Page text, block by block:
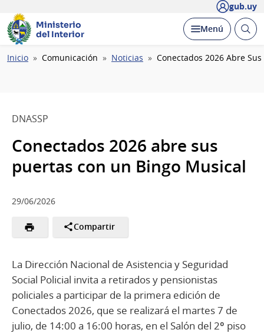
gub.uy
Ministerio
del Interior
Desplegar
Menú Abrir
Ruta
Inicio Comunicación Noticias Conectados 2026 Abre
DNASSP
Conectados 2026 abre sus
puertas con un Bingo Musical
29/06/2026
Compartir
La Dirección Nacional de Asistencia y Seguridad
Social Policial invita a retirados y pensionistas
policiales a participar de la primera edición de
Conectados 2026, que se realizará el martes 7 de
julio, de 14:00 a 16:00 horas, en el Salón del 2º piso